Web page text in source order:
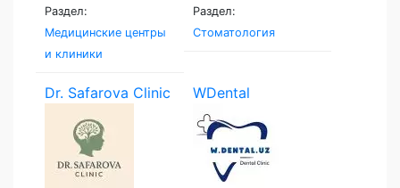
Раздел:
Медицинские центры
и клиники
Раздел:
Стоматология
Dr. Safarova Clinic WDental